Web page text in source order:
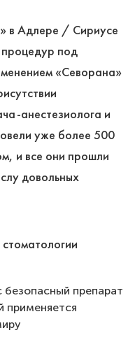
в Адлере / Сириусе
под
«Севорана»
анестезиолога и
уже более 500
и все они прошли
довольных
препарат
применяется